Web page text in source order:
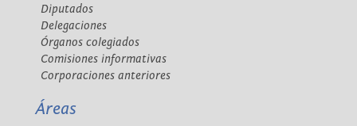
Diputados
Delegaciones
Órganos colegiados
Comisiones informativas
Corporaciones anteriores
Áreas